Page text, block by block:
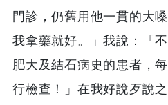
門診，仍舊用他一貫的大
我拿藥就好。」我說：「
肥大及結石病史的患者，
行檢查！」在我好說歹說